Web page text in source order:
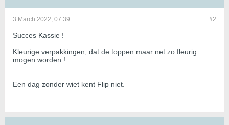
#2
3 March 2022, 07:39
Succes Kassie !
Kleurige verpakkingen, dat de toppen maar net zo fleurig
mogen worden !
Een dag zonder wiet kent Flip niet.